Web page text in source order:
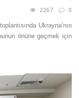
2267 0
Ukrayna’nın
önüne geçmek için